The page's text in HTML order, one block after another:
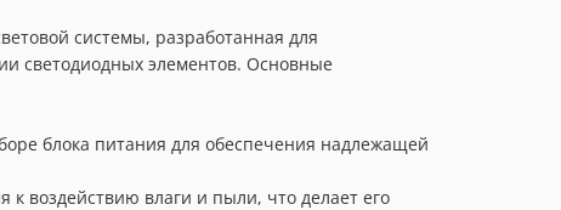
системы, разработанная для
светодиодных элементов. Основные
блока питания для обеспечения надлежащей
к воздействию влаги и пыли, что делает его